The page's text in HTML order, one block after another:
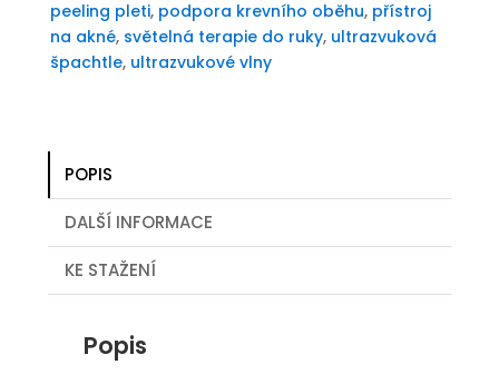
peeling pleti, podpora krevního oběhu, přístroj
na akné, světelná terapie do ruky, ultrazvuková
špachtle, ultrazvukové vlny
POPIS
DALŠÍ INFORMACE
KE STAŽENÍ
Popis